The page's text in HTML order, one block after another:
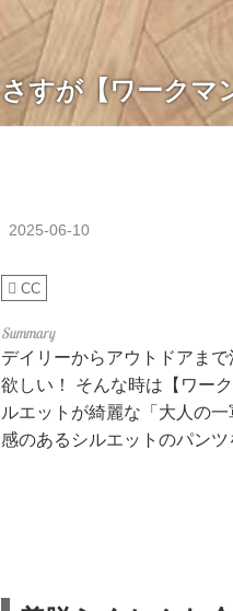
さすが【ワークマ
2025-06-10
CC
デイリーからアウトドアま
欲しい！ そんな時は【ワー
ルエットが綺麗な「大人の
感のあるシルエットのパン